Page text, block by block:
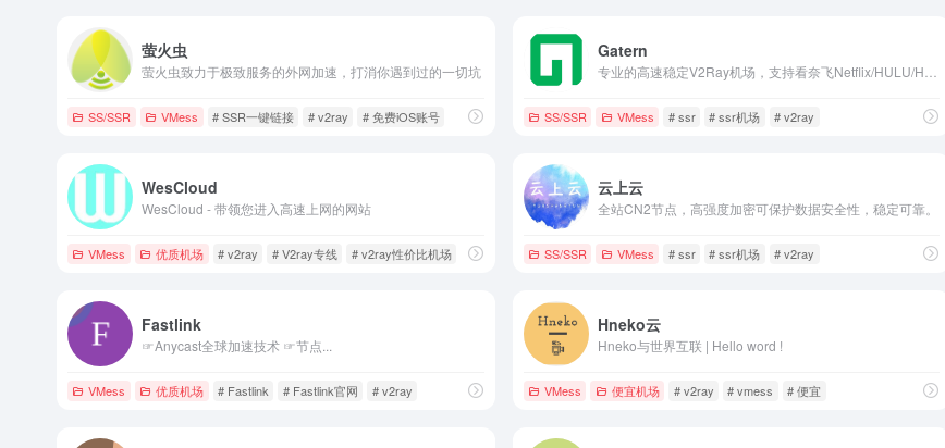
萤火虫
萤火虫致力于极致服务的外网加速，打消你遇到过的一切坑
SS/SSR VMess # SSR一键链接 # v2ray # 免费iOS账号
Gatern
SS/SSR VMess # ssr # ssr机场 # v2ray
WesCloud
WesCloud - 带领您进入高速上网的网站
VMess 优质机场 # v2ray # V2ray专线 # v2ray性价比机场
云上云
全站CN2节点，高强度加密可保护数据安全性，稳定可靠。
SS/SSR VMess # ssr # ssr机场 # v2ray
Fastlink
☞Anycast全球加速技术 ☞节点...
VMess 优质机场 # Fastlink # Fastlink官网 # v2ray
Hneko云
Hneko与世界互联 | Hello word !
VMess 便宜机场 # v2ray # vmess # 便宜